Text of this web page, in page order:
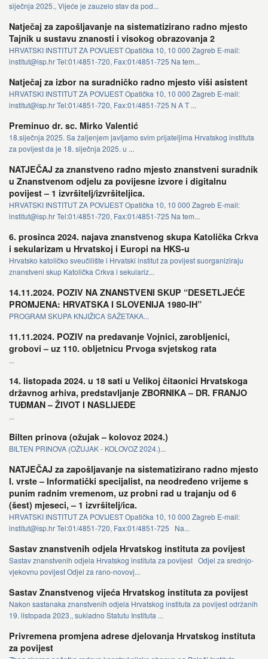
siječnja 2025., Vijeće je zauzelo stav da pod...
Natječaj za zapošljavanje na sistematizirano radno mjesto
Tajnik u sustavu znanosti i visokog obrazovanja 2
HRVATSKI INSTITUT ZA POVIJEST Opatička 10, 10 000 Zagreb E-mail:
institut@isp.hr Tel:01/4851-720, Fax:01/4851-725 Na tem...
Natječaj za izbor na suradničko radno mjesto viši asistent
HRVATSKI INSTITUT ZA POVIJEST Opatička 10, 10 000 Zagreb E-mail:
institut@isp.hr Tel:01/4851-720, Fax:01/4851-725 N A T ...
Preminuo dr. sc. Mirko Valentić
18.siječnja 2025. Sa žaljenjem javljamo svim prijateljima Hrvatskog instituta
za povijest da je 18. siječnja 2025. u ...
NATJEČAJ za znanstveno radno mjesto znanstveni suradnik
u Znanstvenom odjelu za povijesne izvore i digitalnu
povijest – 1 izvršitelj/izvršiteljica.
HRVATSKI INSTITUT ZA POVIJEST Opatička 10, 10 000 Zagreb E-mail:
institut@isp.hr Tel:01/4851-720, Fax:01/4851-725 Na tem...
6. prosinca 2024. najava znanstvenog skupa Katolička Crkva
i sekularizam u Hrvatskoj i Europi na HKS-u
Hrvatsko katoličko sveučilište i Hrvatski institut za povijest suorganiziraju
znanstveni skup Katolička Crkva i sekulariz...
14.11.2024. POZIV NA ZNANSTVENI SKUP “DESETLJEĆE
PROMJENA: HRVATSKA I SLOVENIJA 1980-IH”
PROGRAM SKUPA KNJIŽICA SAŽETAKA...
11.11.2024. POZIV na predavanje Vojnici, zarobljenici,
grobovi – uz 110. obljetnicu Prvoga svjetskog rata
...
14. listopada 2024. u 18 sati u Velikoj čitaonici Hrvatskoga
državnog arhiva, predstavljanje ZBORNIKA – DR. FRANJO
TUĐMAN – ŽIVOT I NASLIJEĐE
...
Bilten prinova (ožujak – kolovoz 2024.)
BILTEN PRINOVA (OŽUJAK - KOLOVOZ 2024.)...
NATJEČAJ za zapošljavanje na sistematizirano radno mjesto
I. vrste – Informatički specijalist, na neodređeno vrijeme s
punim radnim vremenom, uz probni rad u trajanju od 6
(šest) mjeseci, – 1 izvršitelj/ica.
HRVATSKI INSTITUT ZA POVIJEST Opatička 10, 10 000 Zagreb E-mail:
institut@isp.hr Tel:01/4851-720, Fax:01/4851-725 Na...
Sastav znanstvenih odjela Hrvatskog instituta za povijest
Sastav znanstvenih odjela Hrvatskog instituta za povijest Odjel za srednjo-
vjekovnu povijest Odjel za rano-novovj...
Sastav Znanstvenog vijeća Hrvatskog instituta za povijest
Nakon sastanaka znanstvenih odjela Hrvatskog instituta za povijest održanih
19. listopada 2023., sukladno Statutu Instituta ...
Privremena promjena adrese djelovanja Hrvatskog instituta
za povijest